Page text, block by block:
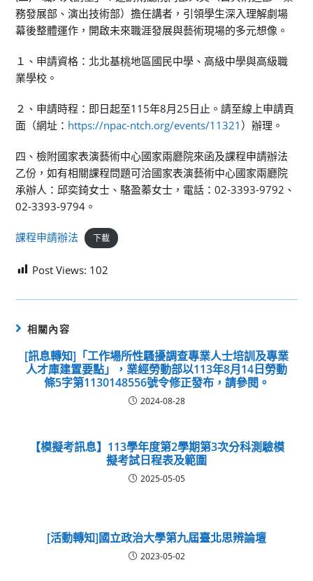
務發展部、演出技術部）擔任講者，引領學生深入理解劇場
幕後整體運作，開啟未來職涯發展與藝術現場的多元想像。
１、申請資格：北北基桃地區國民中學、高級中學與高級職
業學校。
２、申請時程：即日起至115年8月25日止。請至線上申請頁
面（網址： https://npac-ntch.org/events/11321 ）辦理。
四、檢附國家表演藝術中心國家兩廳院來函及課程申請辦法
乙份，如有相關課程問題可洽國家表演藝術中心國家兩廳院
承辦人：邱奕錡女士、駱盈蓁女士，電話：02-3393-9792、
02-3393-9794。
課程申請辦法 下載
Post Views: 102
相關內容
[訊息轉知]「工作場所性騷擾調查專業人士培訓及專業
人才庫建置要點」，業經勞動部以113年8月14日勞動
條5字第1130148556號令修正發布，請參閱。
2024-08-28
【模擬考訊息】113學年度第2學期第3次分科測驗模
擬考試日程表及範圍
2025-05-05
[活動轉知]國立政治大學第九屆臺北思辨論壇
2023-05-02